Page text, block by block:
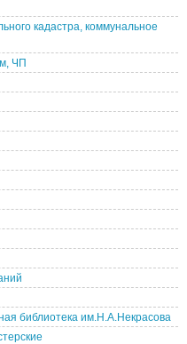
кадастра, коммунальное
ЧП
библиотека им.Н.А.Некрасова